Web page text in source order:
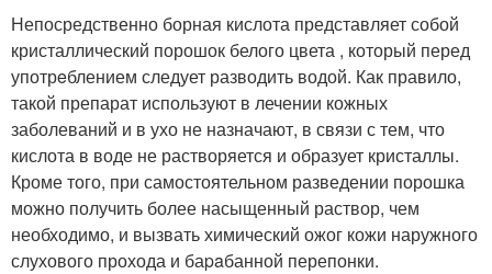
Непосредственно борная кислота представляет собой
кристаллический порошок белого цвета , который перед
употрeблением следует разводить водой. Как правило,
такой препарат используют в лечении кожных
заболеваний и в ухо не назначают, в связи с тем, что
кислота в воде не растворяется и образует кристаллы.
Кроме того, при самостоятельном разведении порошка
можно получить более насыщенный раствор, чем
необходимо, и вызвать химический ожог кожи наружного
слухового прохода и баpaбанной перепонки.